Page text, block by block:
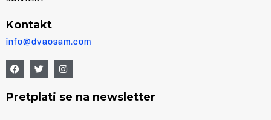
Kontakt
info@dvaosam.com
Pretplati se na newsletter